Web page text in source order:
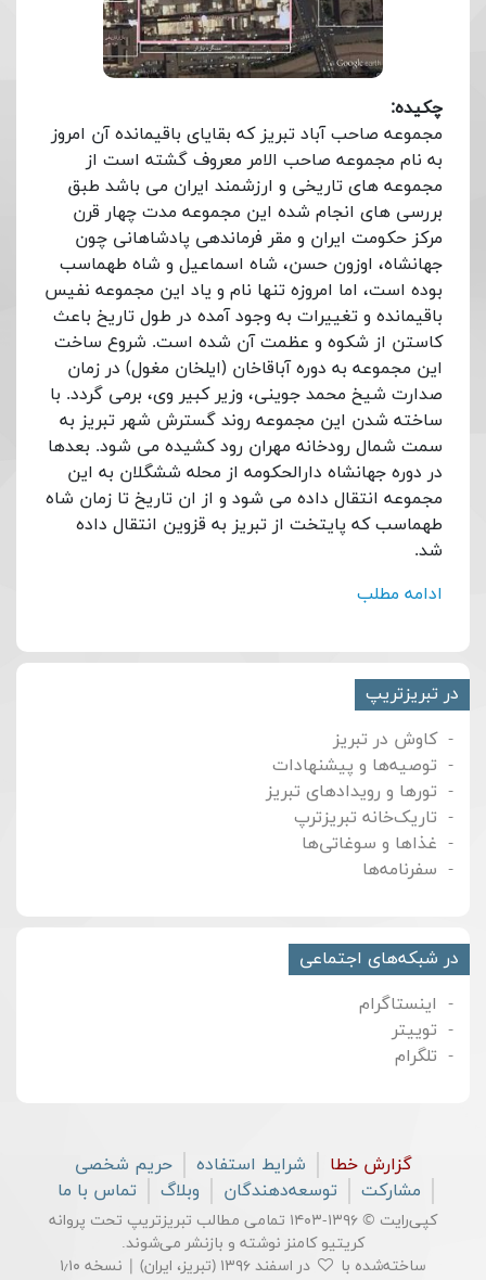
چکیده:
مجموعه صاحب آباد تبریز که بقایای باقیمانده آن امروز
به نام مجموعه صاحب الامر معروف گشته است از
مجموعه های تاریخی و ارزشمند ایران می باشد طبق
بررسی های انجام شده این مجموعه مدت چهار قرن
مرکز حکومت ایران و مقر فرماندهی پادشاهانی چون
جهانشاه، اوزون حسن، شاه اسماعیل و شاه طهماسب
بوده است، اما امروزه تنها نام و یاد این مجموعه نفیس
باقیمانده و تغییرات به وجود آمده در طول تاریخ باعث
کاستن از شکوه و عظمت آن شده است. شروع ساخت
این مجموعه به دوره آباقاخان (ایلخان مغول) در زمان
صدارت شیخ محمد جوینی، وزیر کبیر وی، برمی گردد. با
ساخته شدن این مجموعه روند گسترش شهر تبریز به
سمت شمال رودخانه مهران رود کشیده می شود. بعدها
در دوره جهانشاه دارالحکومه از محله ششگلان به این
مجموعه انتقال داده می شود و از ان تاریخ تا زمان شاه
طهماسب که پایتخت از تبریز به قزوین انتقال داده
شد.
ادامه مطلب
در تبریزتریپ
کاوش در تبریز
توصیه‌ها و پیشنهادات
تورها و رویدادهای تبریز
تاریک‌خانه تبریزترپ
غذاها و سوغاتی‌ها
سفرنامه‌ها
در شبکه‌های اجتماعی
اینستاگرام
توییتر
تلگرام
گزارش خطا شرایط استفاده
حریم شخصی
مشارکت
توسعه‌دهندگان وبلاگ تماس با ما
کپی‌رایت © ۱۳۹۶-۱۴۰۳ تمامی مطالب تبریزتریپ تحت پروانه
کریتیو کامنز نوشته و بازنشر می‌شوند.
ساخته‌شده با
در اسفند ۱۳۹۶ (تبریز، ایران) | نسخه ۱٫۱۰